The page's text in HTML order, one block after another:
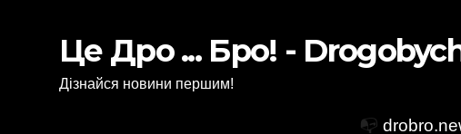
Це Дро ... Бро! -
Дізнайся новини першим!
📭